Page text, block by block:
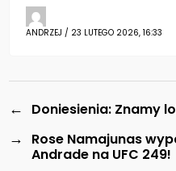
ANDRZEJ / 23 LUTEGO 2026, 16:33
← Doniesienia: Znamy
→
Rose Namajunas
Andrade na UFC 249!